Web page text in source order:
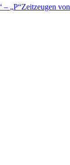
– P Zeitzeugen von